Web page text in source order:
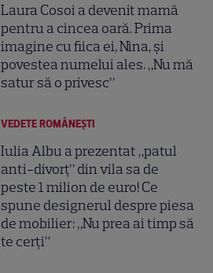
Laura Cosoi a devenit mamă
pentru a cincea oară. Prima
imagine cu fiica ei, Nina, și
povestea numelui ales. „Nu mă
satur să o privesc”
VEDETE ROMÂNEŞTI
Iulia Albu a prezentat „patul
anti-divorț” din vila sa de
peste 1 milion de euro! Ce
spune designerul despre piesa
de mobilier: „Nu prea ai timp să
te cerți”